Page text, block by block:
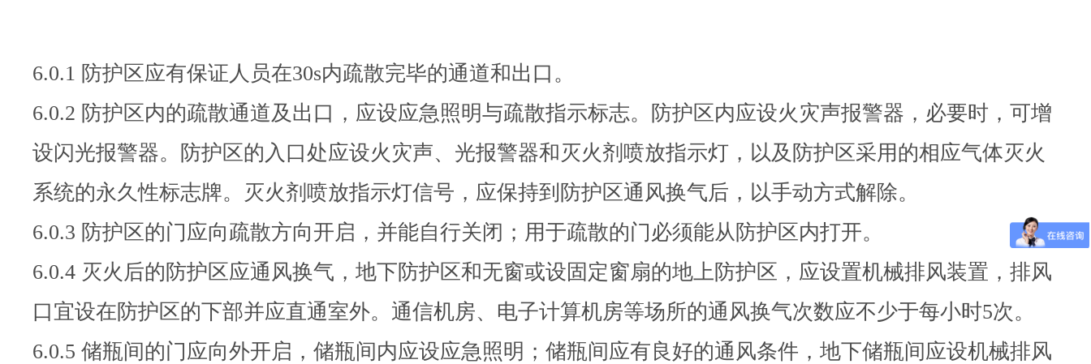
6.0.1 防护区应有保证人员在30s内疏散完毕的通道和出口。
6.0.2 防护区内的疏散通道及出口，应设应急照明与疏散指示标志。防护区内应设火灾声报警器，必要时，可增
设闪光报警器。防护区的入口处应设火灾声、光报警器和灭火剂喷放指示灯，以及防护区采用的相应气体灭火
系统的永久性标志牌。灭火剂喷放指示灯信号，应保持到防护区通风换气后，以手动方式解除。
6.0.3 防护区的门应向疏散方向开启，并能自行关闭；用于疏散的门必须能从防护区内打开。
6.0.4 灭火后的防护区应通风换气，地下防护区和无窗或设固定窗扇的地上防护区，应设置机械排风装置，排风
口宜设在防护区的下部并应直通室外。通信机房、电子计算机房等场所的通风换气次数应不少于每小时5次。
6.0.5 储瓶间的门应向外开启，储瓶间内应设应急照明；储瓶间应有良好的通风条件，地下储瓶间应设机械排风